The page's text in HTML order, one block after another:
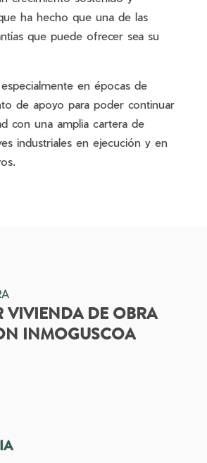
ha hecho que una de las
que puede ofrecer sea su
en épocas de
de apoyo para poder continuar
con una amplia cartera de
industriales en ejecución y en
VIVIENDA DE OBRA
INMOGUSCOA